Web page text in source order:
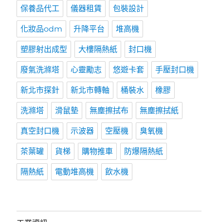
保養品代工 儀器租賃 包裝設計
化妝品odm 升降平台 堆高機
塑膠射出成型 大樓隔熱紙 封口機
廢氣洗滌塔 心靈勵志 悠遊卡套 手壓封口機
新北市探針 新北市轉軸 桶裝水 橡膠
洗滌塔 滑鼠墊 無塵擦拭布 無塵擦拭紙
真空封口機 示波器 空壓機 臭氧機
茶葉罐 貨梯 購物推車 防爆隔熱紙
隔熱紙 電動堆高機 飲水機